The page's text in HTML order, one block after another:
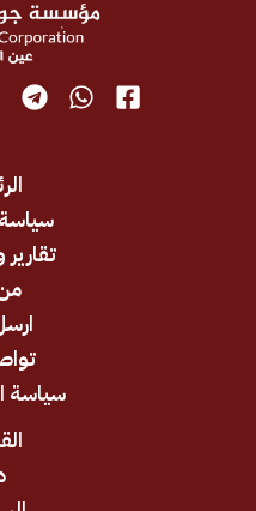
سياسة واقتصاد
تقارير وتحقيقات
ارسل خبرك
تواصل معنا
سياسة الخصوصية